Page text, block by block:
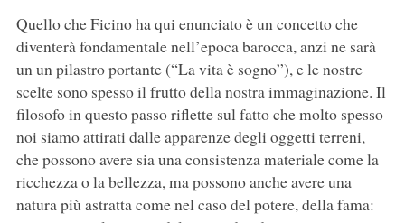
Quello che Ficino ha qui enunciato è un concetto che
diventerà fondamentale nell’epoca barocca, anzi ne sarà
un un pilastro portante (“La vita è sogno”), e le nostre
scelte sono spesso il frutto della nostra immaginazione. Il
filosofo in questo passo riflette sul fatto che molto spesso
noi siamo attirati dalle apparenze degli oggetti terreni,
che possono avere sia una consistenza materiale come la
ricchezza o la bellezza, ma possono anche avere una
natura più astratta come nel caso del potere, della fama: